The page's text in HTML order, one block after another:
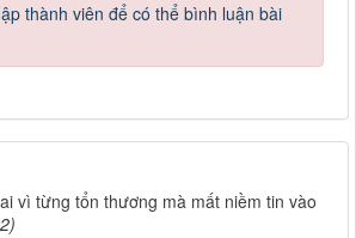
thành viên để có thể bình luận bài
vì từng tổn thương mà mất niềm tin vào